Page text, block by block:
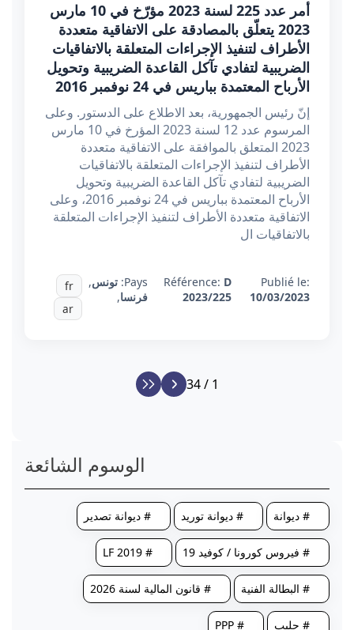
أمر عدد 225 لسنة 2023 مؤرّخ في 10 مارس
2023 يتعلّق بالمصادقة على الاتفاقية متعددة
الأطراف لتنفيذ الإجراءات المتعلقة بالاتفاقيات
الضريبية لتفادي تآكل القاعدة الضريبية وتحويل
الأرباح المعتمدة بباريس في 24 نوفمبر 2016
إنّ رئيس الجمهورية، بعد الاطلاع على الدستور. وعلى
المرسوم عدد 12 لسنة 2023 المؤرخ في 10 مارس
2023 المتعلق بالموافقة على الاتفاقية متعددة
الأطراف لتنفيذ الإجراءات المتعلقة بالاتفاقيات
الضريبية لتفادي تآكل القاعدة الضريبية وتحويل
الأرباح المعتمدة بباريس في 24 نوفمبر 2016، وعلى
الاتفاقية متعددة الأطراف لتنفيذ الإجراءات المتعلقة
بالاتفاقيات ال
Publié le:
10/03/2023
Référence: D
2023/225
Pays: تونس,
فرنسا,
fr
ar
1 / 34
الوسوم الشائعة
# ديوانة # ديوانة توريد # ديوانة تصدير
# فيروس كورونا / كوفيد 19 # LF 2019
# البطالة الفنية # قانون المالية لسنة 2026
# حليب # PPP